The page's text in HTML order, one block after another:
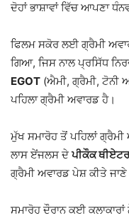
ਦੋਹਾਂ ਭਾਸ਼ਾਵਾਂ ਵਿੱਚ ਆਪਣਾ
ਫਿਲਮ ਸਕੋਰ ਲਈ ਗ੍ਰੈਮੀ
ਗਿਆ, ਜਿਸ ਨਾਲ ਪ੍ਰਸਿੱਧ
EGOT (ਐਮੀ, ਗ੍ਰੈਮੀ,
ਪਹਿਲਾ ਗ੍ਰੈਮੀ ਅਵਾਰਡ ਹੈ।
ਮੁੱਖ ਸਮਾਰੋਹ ਤੋਂ ਪਹਿਲਾਂ
ਲਾਸ ਏਂਜਲਸ ਦੇਪੀਕੌਕ ਥੀਏਟਰ
ਗ੍ਰੈਮੀ ਅਵਾਰਡ ਪੇਸ਼ ਕੀਤੇ ਜਾਣੇ
ਸਮਾਰੋਹ ਦੌਰਾਨ ਕਈ